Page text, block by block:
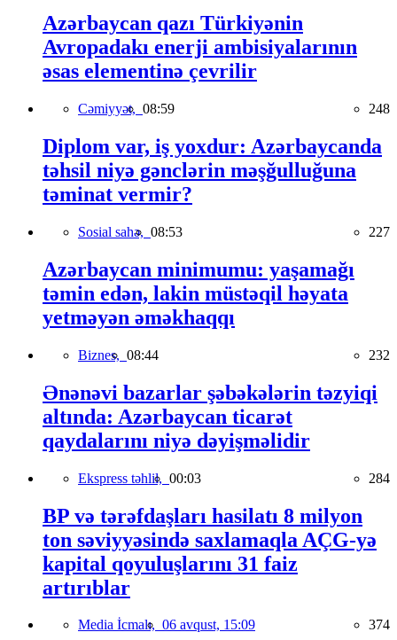
Azərbaycan qazı Türkiyənin
Avropadakı enerji ambisiyalarının
əsas elementinə çevrilir
Cəmiyyət, 08:59 248
Diplom var, iş yoxdur: Azərbaycanda
təhsil niyə gənclərin məşğulluğuna
təminat vermir?
Sosial sahə, 08:53 227
Azərbaycan minimumu: yaşamağı
təmin edən, lakin müstəqil həyata
yetməyən əməkhaqqı
Biznes, 08:44 232
Ənənəvi bazarlar şəbəkələrin təzyiqi
altında: Azərbaycan ticarət
qaydalarını niyə dəyişməlidir
Ekspress təhlil, 00:03 284
BP və tərəfdaşları hasilatı 8 milyon
ton səviyyəsində saxlamaqla AÇG-yə
kapital qoyuluşlarını 31 faiz
artırıblar
Media İcmalı, 06 avqust, 15:09 374